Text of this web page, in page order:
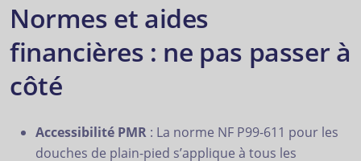
Normes et aides
financières : ne pas passer à
côté
Accessibilité PMR : La norme NF P99-611 pour les
douches de plain-pied s’applique à tous les